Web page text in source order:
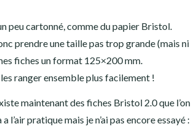
peu cartonné, comme du papier Bristol.
prendre une taille pas trop grande (mais ni
fiches un format 125×200 mm.
ranger ensemble plus facilement !
maintenant des fiches Bristol 2.0 que l’on
pratique mais je n’ai pas encore essayé :